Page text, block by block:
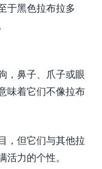
于黑色拉布拉多
，鼻子、爪子或眼
味着它们不像拉布
，但它们与其他拉
力的个性。